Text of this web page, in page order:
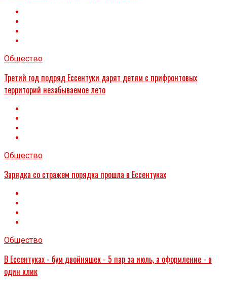
Общество
Третий год подряд Ессентуки дарят детям с прифронтовых
территорий незабываемое лето
Общество
Зарядка со стражем порядка прошла в Ессентуках
Общество
В Ессентуках - бум двойняшек - 5 пар за июль, а оформление - в
один клик